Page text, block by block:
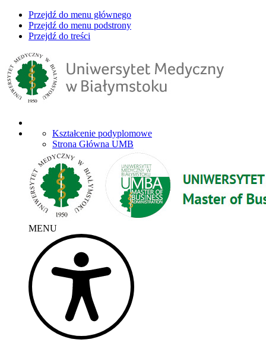
Przejdź do menu głównego
Przejdź do menu podstrony
Przejdź do treści
Kształcenie podyplomowe
Strona Główna UMB
MENU